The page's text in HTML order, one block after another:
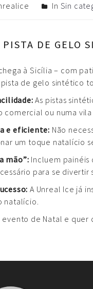
In Sin
PISTA DE GELO
à Sicília – com
de gelo sintético
As pistas
comercial ou numa vila
e eficiente: Não
um toque natalício
mão”: Incluem
para se divertir
A Unreal Ice já
natalício.
evento de Natal e